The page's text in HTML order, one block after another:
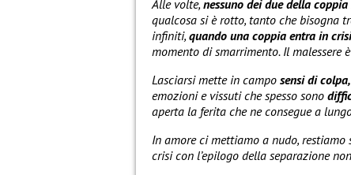
Alle volte, nessuno dei due della
qualcosa si è rotto, tanto che bisogna
infiniti, quando una coppia entra in
momento di smarrimento. Il malessere
Lasciarsi mette in campo sensi di
emozioni e vissuti che spesso sono
aperta la ferita che ne consegue a
In amore ci mettiamo a nudo, restiamo
crisi con l’epilogo della separazione